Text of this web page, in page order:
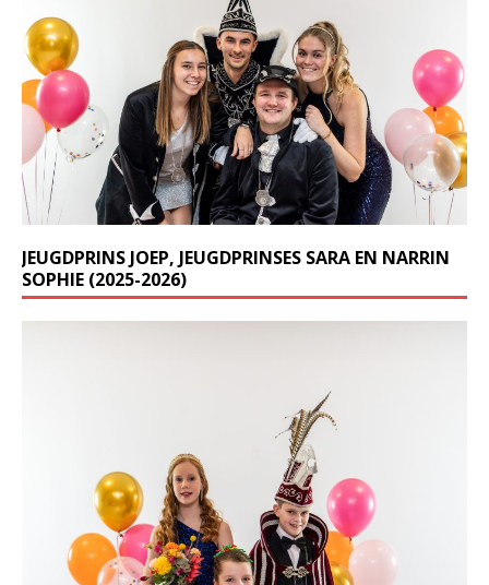
JEUGDPRINS JOEP, JEUGDPRINSES SARA EN NARRIN
SOPHIE (2025-2026)